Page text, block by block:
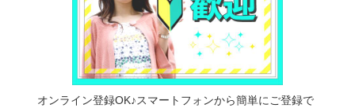
オンライン登録OK♪スマートフォンから簡単にご登録で